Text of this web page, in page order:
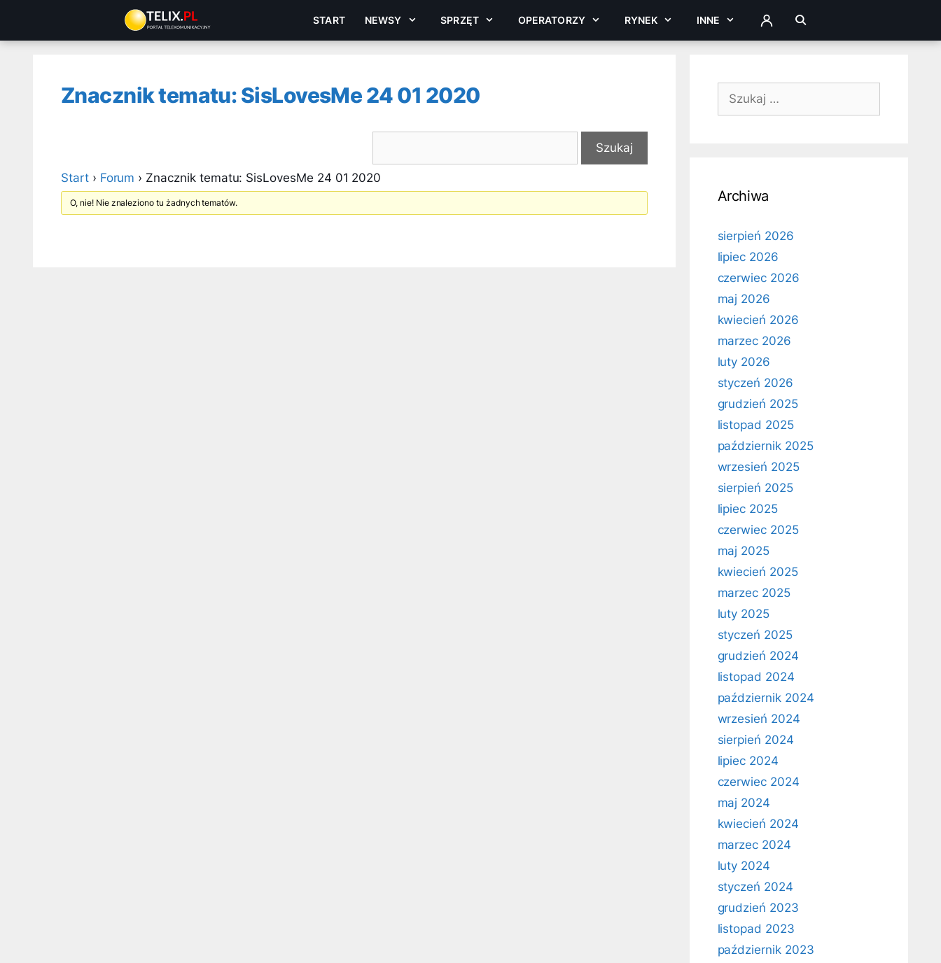
treści
START NEWSY SPRZĘT OPERATORZY RYNEK INNE ZALOGUJ
Znacznik tematu: SisLovesMe 24 01 2020
Start › Forum › Znacznik tematu: SisLovesMe 24 01 2020
O, nie! Nie znaleziono tu żadnych tematów.
Szukaj:
Archiwa
sierpień 2026
lipiec 2026
czerwiec 2026
maj 2026
kwiecień 2026
marzec 2026
luty 2026
styczeń 2026
grudzień 2025
listopad 2025
październik 2025
wrzesień 2025
sierpień 2025
lipiec 2025
czerwiec 2025
maj 2025
kwiecień 2025
marzec 2025
luty 2025
styczeń 2025
grudzień 2024
listopad 2024
październik 2024
wrzesień 2024
sierpień 2024
lipiec 2024
czerwiec 2024
maj 2024
kwiecień 2024
marzec 2024
luty 2024
styczeń 2024
grudzień 2023
listopad 2023
październik 2023